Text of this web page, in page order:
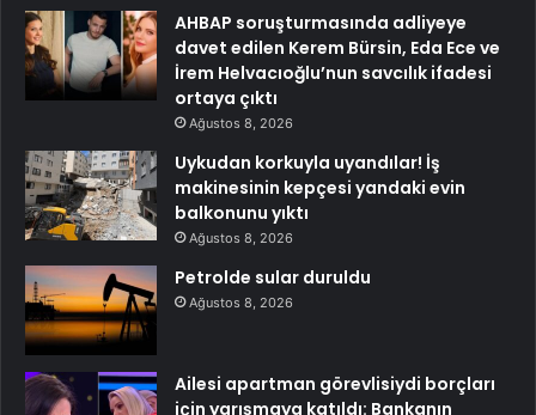
AHBAP soruşturmasında adliyeye
davet edilen Kerem Bürsin, Eda Ece ve
İrem Helvacıoğlu’nun savcılık ifadesi
ortaya çıktı
Ağustos 8, 2026
Uykudan korkuyla uyandılar! İş
makinesinin kepçesi yandaki evin
balkonunu yıktı
Ağustos 8, 2026
Petrolde sular duruldu
Ağustos 8, 2026
Ailesi apartman görevlisiydi borçları
için yarışmaya katıldı: Bankanın